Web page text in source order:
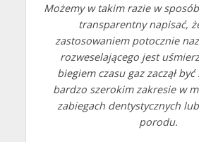
Możemy w takim razie w
transparentny napisać,
zastosowaniem potocznie
rozweselającego jest
biegiem czasu gaz zaczął
bardzo szerokim zakresie w
zabiegach dentystycznych
porodu.